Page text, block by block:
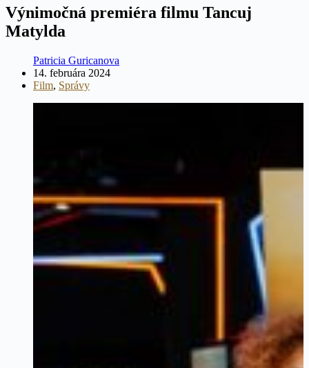
Výnimočná premiéra filmu Tancuj
Matylda
Patricia Guricanova
14. februára 2024
Film, Správy